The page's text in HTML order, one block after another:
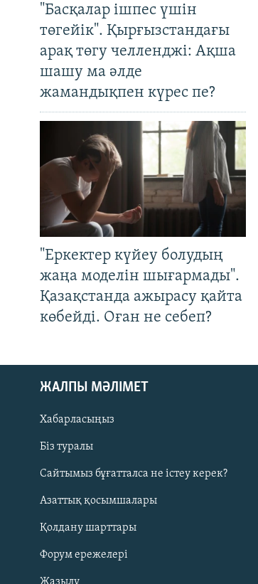
Русский
ЖАЗЫЛЫҢЫЗ
"Басқалар ішпес үшін
төгейік". Қырғызстандағы
арақ төгу челленджі: Ақша
шашу ма әлде
жамандықпен күрес пе?
"Еркектер күйеу болудың
жаңа моделін шығармады".
Қазақстанда ажырасу қайта
көбейді. Оған не себеп?
ЖАЛПЫ МӘЛІМЕТ
Хабарласыңыз
Біз туралы
Сайтымыз бұғатталса не істеу керек?
Азаттық қосымшалары
Қолдану шарттары
Форум ережелері
Жазылу